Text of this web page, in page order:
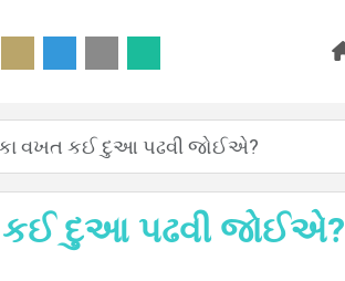
વખત કઈ દુઆ પઢવી જોઈએ?
કઈ દુઆ પઢવી જોઈએ?